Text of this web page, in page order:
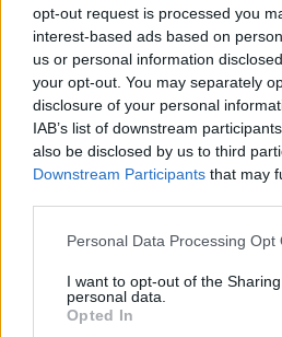
opt-out request is processed you
interest-based ads based on
us or personal information
your opt-out. You may separately
disclosure of your personal
IAB’s list of downstream
also be disclosed by us to third
Downstream Participants that may
Please note that this website/app
not limited to your visit or usage
grant or deny consent to Google
use your data for below specified
Personal Data Processing Opt
I want to opt-out of the
personal data.
Opted In
Θα επαναλάβω την ευχή που
διατυπώσει: Μακάρι,
αποκτήσει μια σοβαρή και
αντιπολίτευση και ο ΣΥΡΙΖΑ
της αλήθειας και του
πολιτική γι’ αυτό και
όλα τα ζητήματα κι
λογική της τοξικότητας και